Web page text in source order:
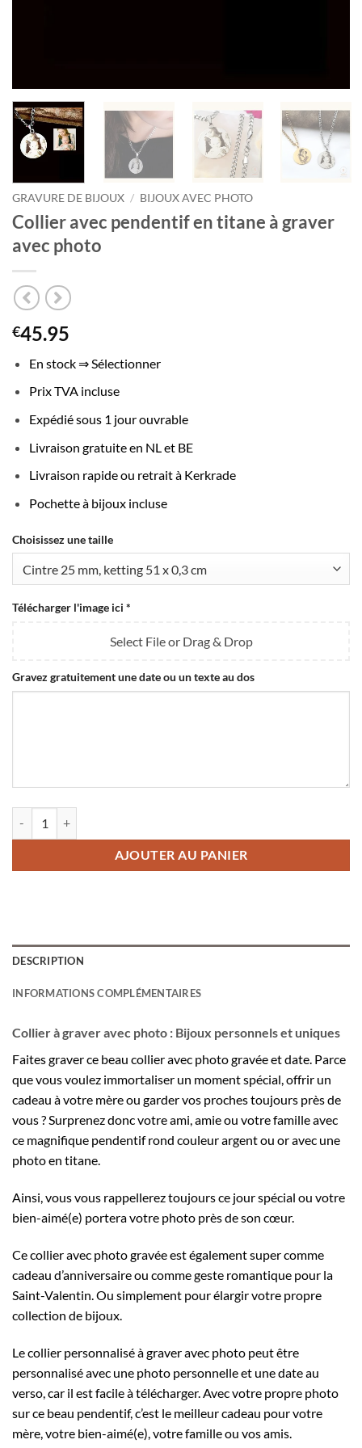
GRAVURE DE BIJOUX / BIJOUX AVEC PHOTO
Collier avec pendentif en titane à graver
avec photo
€45.95
En stock ⇒ Sélectionner
Prix TVA incluse
Expédié sous 1 jour ouvrable
Livraison gratuite en NL et BE
Livraison rapide ou retrait à Kerkrade
Pochette à bijoux incluse
Choisissez une taille
Télécharger l'image ici *
Select File or Drag & Drop
Gravez gratuitement une date ou un texte au dos
AJOUTER AU PANIER
DESCRIPTION
INFORMATIONS COMPLÉMENTAIRES
Collier à graver avec photo : Bijoux personnels et uniques
Faites graver ce beau collier avec photo gravéeet date. Parce
que vous voulez immortaliser un moment spécial, offrir un
cadeau à votre mère ou garder vos proches toujours près de
vous ? Surprenez donc votre ami, amie ou votre famille avec
ce magnifique pendentif rond couleur argent ou or avec une
photo en titane.
Ainsi, vous vous rappellerez toujours ce jour spécial ou votre
bien-aimé(e) portera votre photo près de son cœur.
Ce collier avec photo gravée est également super comme
cadeau d’anniversaire ou comme geste romantique pour la
Saint-Valentin. Ou simplement pour élargir votre propre
collection de bijoux.
Le collier personnalisé à graver avec photo peut être
personnalisé avec une photo personnelle et une date au
verso, car il est facile à télécharger. Avec votre propre photo
sur ce beau pendentif, c’est le meilleur cadeau pour votre
mère, votre bien-aimé(e), votre famille ou vos amis.